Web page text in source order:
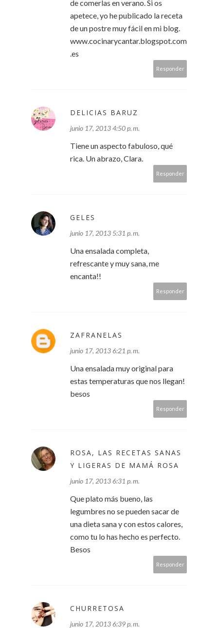
de comerlas en verano. Si os
apetece, yo he publicado la receta
de un postre muy fácil en mi blog.
www.cocinarycantar.blogspot.com
.es
Responder
DELICIAS BARUZ
junio 17, 2013 4:50 p. m.
Tiene un aspecto fabuloso, qué
rica. Un abrazo, Clara.
Responder
GELES
junio 17, 2013 5:31 p. m.
Una ensalada completa,
refrescante y muy sana, me
encanta!!
Responder
ZAFRANELAS
junio 17, 2013 6:21 p. m.
Una ensalada muy original para
estas temperaturas que nos llegan!
besos
Responder
ROSA, LAS RECETAS SANAS
Y LIGERAS DE MAMÁ ROSA
junio 17, 2013 6:31 p. m.
Que plato más bueno, las
legumbres no se pueden sacar de
una dieta sana y con estos calores,
como tu lo has hecho es perfecto.
Besos
Responder
CHURRETOSA
junio 17, 2013 6:39 p. m.